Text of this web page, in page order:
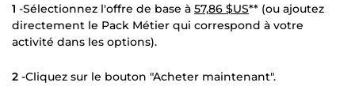
1 -Sélectionnez l'offre de base à 57,86 $US** (ou ajoutez
directement le Pack Métier qui correspond à votre
activité dans les options).
2 -Cliquez sur le bouton "Acheter maintenant".